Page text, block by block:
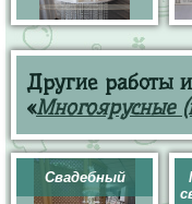
Другие работы
«Многоярусные
Свадебный